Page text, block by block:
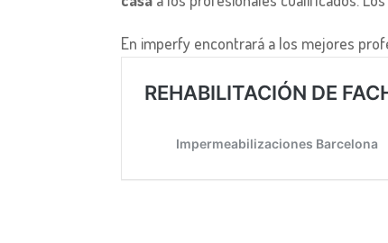
En imperfy encontrará a los mejores